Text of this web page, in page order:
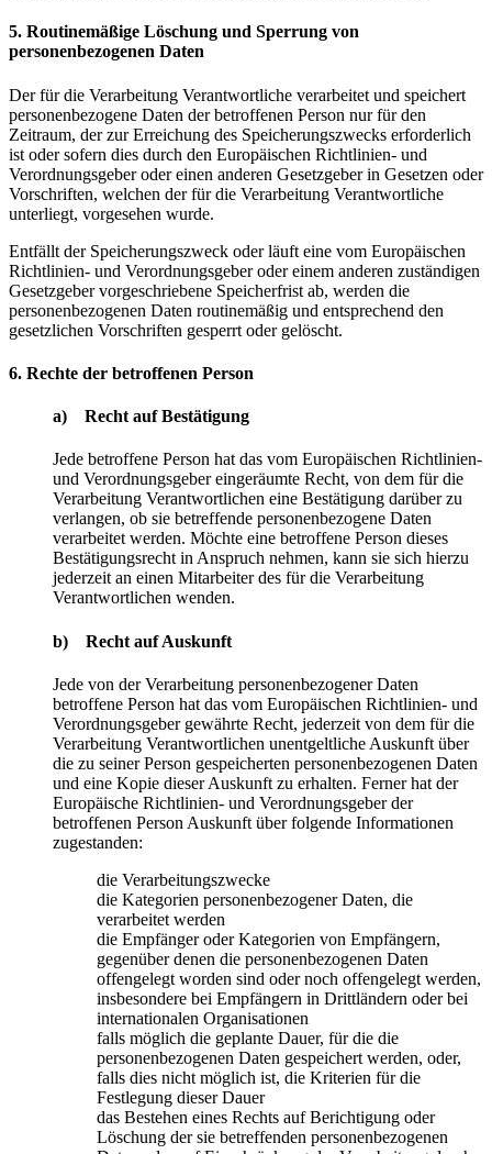
5. Routinemäßige Löschung und Sperrung von
personenbezogenen Daten
Der für die Verarbeitung Verantwortliche verarbeitet und speichert
personenbezogene Daten der betroffenen Person nur für den
Zeitraum, der zur Erreichung des Speicherungszwecks erforderlich
ist oder sofern dies durch den Europäischen Richtlinien- und
Verordnungsgeber oder einen anderen Gesetzgeber in Gesetzen oder
Vorschriften, welchen der für die Verarbeitung Verantwortliche
unterliegt, vorgesehen wurde.
Entfällt der Speicherungszweck oder läuft eine vom Europäischen
Richtlinien- und Verordnungsgeber oder einem anderen zuständigen
Gesetzgeber vorgeschriebene Speicherfrist ab, werden die
personenbezogenen Daten routinemäßig und entsprechend den
gesetzlichen Vorschriften gesperrt oder gelöscht.
6. Rechte der betroffenen Person
a) Recht auf Bestätigung
Jede betroffene Person hat das vom Europäischen Richtlinien-
und Verordnungsgeber eingeräumte Recht, von dem für die
Verarbeitung Verantwortlichen eine Bestätigung darüber zu
verlangen, ob sie betreffende personenbezogene Daten
verarbeitet werden. Möchte eine betroffene Person dieses
Bestätigungsrecht in Anspruch nehmen, kann sie sich hierzu
jederzeit an einen Mitarbeiter des für die Verarbeitung
Verantwortlichen wenden.
b) Recht auf Auskunft
Jede von der Verarbeitung personenbezogener Daten
betroffene Person hat das vom Europäischen Richtlinien- und
Verordnungsgeber gewährte Recht, jederzeit von dem für die
Verarbeitung Verantwortlichen unentgeltliche Auskunft über
die zu seiner Person gespeicherten personenbezogenen Daten
und eine Kopie dieser Auskunft zu erhalten. Ferner hat der
Europäische Richtlinien- und Verordnungsgeber der
betroffenen Person Auskunft über folgende Informationen
zugestanden:
die Verarbeitungszwecke
die Kategorien personenbezogener Daten, die
verarbeitet werden
die Empfänger oder Kategorien von Empfängern,
gegenüber denen die personenbezogenen Daten
offengelegt worden sind oder noch offengelegt werden,
insbesondere bei Empfängern in Drittländern oder bei
internationalen Organisationen
falls möglich die geplante Dauer, für die die
personenbezogenen Daten gespeichert werden, oder,
falls dies nicht möglich ist, die Kriterien für die
Festlegung dieser Dauer
das Bestehen eines Rechts auf Berichtigung oder
Löschung der sie betreffenden personenbezogenen